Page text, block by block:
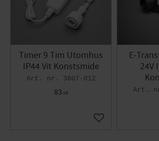
Timer 9 Tim Utomhus
IP44 Vit Konstsmide
3607-012
83 KR
Lägg till i favoriter
E-
24V